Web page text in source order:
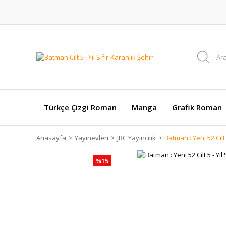
Türkçe Çizgi Roman Manga Grafik Roman
Anasayfa Yayınevleri JBC Yayıncılık Batman : Yeni 52 Cilt
%15